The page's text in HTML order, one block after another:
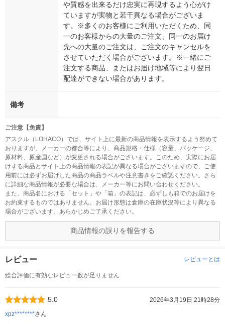
や質感を出来るだけ忠実に再現するよう心がけ
ていますが実物と若干異なる場合がございま
す。※多くのお客様にご利用いただくため、同
一のお客様からの大量のご注文、同一のお届け
先への大量のご注文は、ご注文のキャンセルを
させていただく場合がございます。※一緒にご
注文する商品、またはお届け地域等により翌日
配達ができない場合があります。
備考
ご注意【免責】
アスクル（LOHACO）では、サイト上に最新の商品情報を表示するよう努めて
おりますが、メーカーの都合等により、商品規格・仕様（容量、パッケージ、
原材料、原産国など）が変更される場合がございます。このため、実際にお届
けする商品とサイト上の商品情報の表記が異なる場合がございますので、ご使
用前には必ずお届けした商品の商品ラベルや注意書きをご確認ください。さら
に詳細な商品情報が必要な場合は、メーカー等にお問い合わせください。
また、商品名における「セット」や「箱」の表記は、必ずしも箱でのお届けを
お約束するものではありません。お届け形態は倉庫の在庫状況等により異なる
場合がございます。あらかじめご了承ください。
商品情報の誤りを報告する
レビュー レビューとは
総合評価に有効なレビュー数が足りません
5.0
2026年3月19日 21時28分
xpz********さん